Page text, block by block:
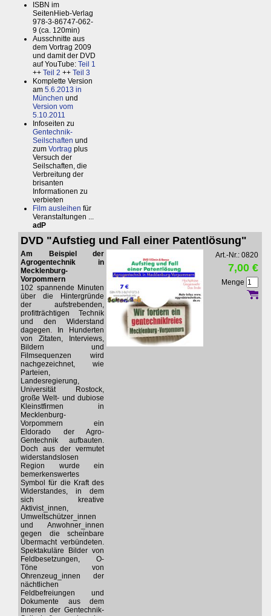
ISBN im
SeitenHieb-Verlag
978-3-86747-062-
9 (ca. 120min)
Ausschnitte aus
dem Vortrag 2009
und damit der DVD
auf YouTube: Teil 1
++ Teil 2 ++ Teil 3
Komplette Version
am 5.6.2013 in
München und
Version vom
5.10.2011
Infoseiten zu
Gentechnik-
Seilschaften und
zum Vortrag plus
Versuch der
Seilschaften, die
Verbreitung der
brisanten
Informationen zu
verbieten
Film ausleihen für
Veranstaltungen ...
adP
DVD "Aufstieg und Fall einer Patentlösung"
Am Beispiel der
Agrogentechnik in
Mecklenburg-
Vorpommern
102 spannende Minuten
über die Hintergründe
der aufstrebenden,
profitträchtigen Technik
und den Widerstand
dagegen. In Hunderten
von Zitaten, Interviews,
Bildern und
Filmsequenzen wird
nachgezeichnet, wie
Parteien,
Landesregierung,
Universität Rostock,
große Welt- und dubiose
Kleinstfirmen in
Mecklenburg-
Vorpommern ein
Eldorado der Agro-
Gentechnik aufbauten.
Doch aus der vermutet
widerstandslosen
Region wurde ein
bemerkenswertes
Symbol für die Kraft des
Widerstandes, in dem
sich kreative
Aktivist_innen,
Umweltschützer_innen
und Anwohner_innen
gegen die scheinbare
Übermacht verbündeten.
Spektakuläre Bilder von
Feldbesetzungen, O-
Töne von
Ohrenzeug_innen der
nächtlichen
Feldbefreiungen und
Dokumente aus dem
Inneren der Gentechnik-
Art.-Nr.: 0820
7,00 €
Menge